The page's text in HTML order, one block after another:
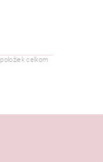
položiek celkom